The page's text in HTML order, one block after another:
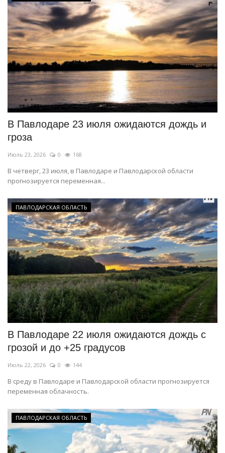
В Павлодаре 23 июля ожидаются дождь и
гроза
Июль 23, 2026 0 168
В четверг, 23 июля, в Павлодаре и Павлодарской области
прогнозируется переменная...
ПАВЛОДАРСКАЯ ОБЛАСТЬ
В Павлодаре 22 июля ожидаются дождь с
грозой и до +25 градусов
Июль 22, 2026 0 144
В среду в Павлодаре и Павлодарской области прогнозируется
переменная облачность.
ПАВЛОДАРСКАЯ ОБЛАСТЬ